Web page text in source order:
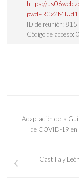
https://
ID de reunión:
Código de acceso:
Adaptación de la
de COVID-19 en
Castilla y